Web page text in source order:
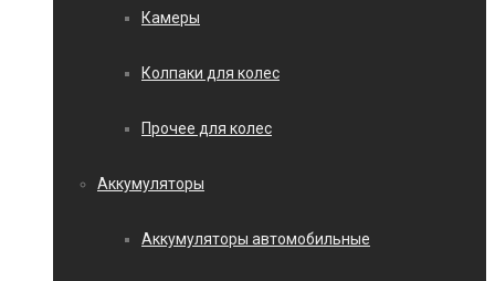
Камеры
Колпаки для колес
Прочее для колес
Аккумуляторы
Аккумуляторы автомобильные